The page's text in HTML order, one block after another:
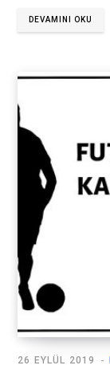
DEVAMINI OKU
26 EYLÜL 2019